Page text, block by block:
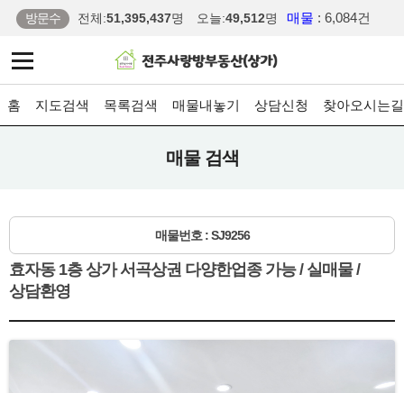
방문수 전체:51,395,437명 오늘:49,512명 매물 : 6,084건
홈 지도검색 목록검색 매물내놓기 상담신청 찾아오시는길
매물 검색
매물번호 : SJ9256
효자동 1층 상가 서곡상권 다양한업종 가능 / 실매물 /
상담환영